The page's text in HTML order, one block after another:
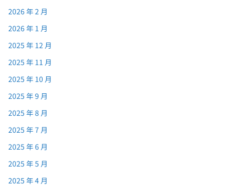
2026 年 2 月
2026 年 1 月
2025 年 12 月
2025 年 11 月
2025 年 10 月
2025 年 9 月
2025 年 8 月
2025 年 7 月
2025 年 6 月
2025 年 5 月
2025 年 4 月